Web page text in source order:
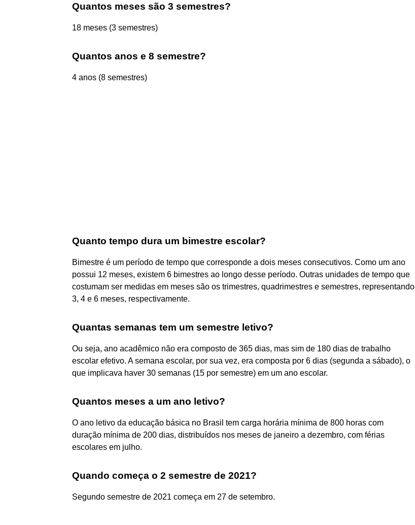
Quantos meses são 3 semestres?
18 meses (3 semestres)
Quantos anos e 8 semestre?
4 anos (8 semestres)
Quanto tempo dura um bimestre escolar?
Bimestre é um período de tempo que corresponde a dois meses consecutivos. Como um ano
possui 12 meses, existem 6 bimestres ao longo desse período. Outras unidades de tempo que
costumam ser medidas em meses são os trimestres, quadrimestres e semestres, representando
3, 4 e 6 meses, respectivamente.
Quantas semanas tem um semestre letivo?
Ou seja, ano acadêmico não era composto de 365 dias, mas sim de 180 dias de trabalho
escolar efetivo. A semana escolar, por sua vez, era composta por 6 dias (segunda a sábado), o
que implicava haver 30 semanas (15 por semestre) em um ano escolar.
Quantos meses a um ano letivo?
O ano letivo da educação básica no Brasil tem carga horária mínima de 800 horas com
duração mínima de 200 dias, distribuídos nos meses de janeiro a dezembro, com férias
escolares em julho.
Quando começa o 2 semestre de 2021?
Segundo semestre de 2021 começa em 27 de setembro.